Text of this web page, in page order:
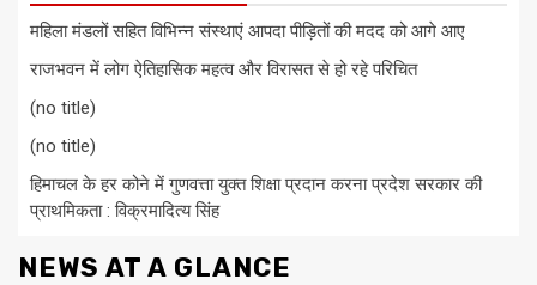
महिला मंडलों सहित विभिन्न संस्थाएं आपदा पीड़ितों की मदद को आगे आए
राजभवन में लोग ऐतिहासिक महत्व और विरासत से हो रहे परिचित
(no title)
(no title)
हिमाचल के हर कोने में गुणवत्ता युक्त शिक्षा प्रदान करना प्रदेश सरकार की
प्राथमिकता : विक्रमादित्य सिंह
NEWS AT A GLANCE